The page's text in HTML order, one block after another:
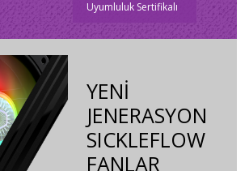
Uyumluluk Sertifikalı
YENİ
JENERASYON
SICKLEFLOW
FANLAR